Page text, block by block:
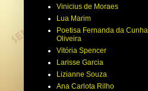
Vinicius de Moraes
Lua Marim
Poetisa Fernanda da Cunha
Oliveira
Vitória Spencer
Larisse Garcia
Lizianne Souza
Ana Carlota Rilho